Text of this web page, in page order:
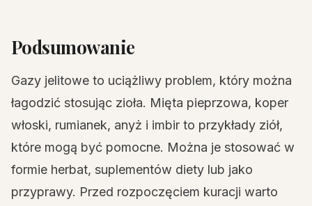
Podsumowanie
Gazy jelitowe to uciążliwy problem, który można
łagodzić stosując zioła. Mięta pieprzowa, koper
włoski, rumianek, anyż i imbir to przykłady ziół,
które mogą być pomocne. Można je stosować w
formie herbat, suplementów diety lub jako
przyprawy. Przed rozpoczęciem kuracji warto